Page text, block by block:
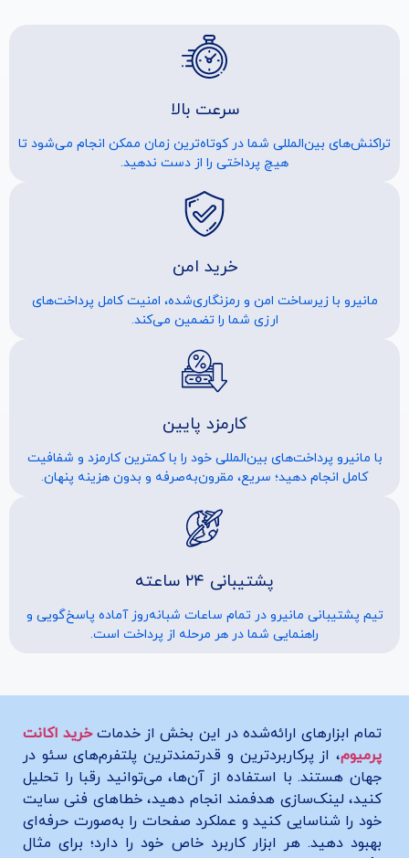
سرعت بالا
تراکنش‌های بین‌المللی شما در کوتاه‌ترین زمان ممکن انجام می‌شود تا
هیچ پرداختی را از دست ندهید.
خرید امن
مانیرو با زیرساخت امن و رمزنگاری‌شده، امنیت کامل پرداخت‌های
ارزی شما را تضمین می‌کند.
کارمزد پایین
با مانیرو پرداخت‌های بین‌المللی خود را با کمترین کارمزد و شفافیت
کامل انجام دهید؛ سریع، مقرون‌به‌صرفه و بدون هزینه پنهان.
پشتیبانی ۲۴ ساعته
تیم پشتیبانی مانیرو در تمام ساعات شبانه‌روز آماده پاسخ‌گویی و
راهنمایی شما در هر مرحله از پرداخت است.
تمام ابزارهای ارائه‌شده در این بخش از خدماتخرید اکانت
پرمیوم، از پرکاربردترین و قدرتمندترین پلتفرم‌های سئو در
جهان هستند. با استفاده از آن‌ها، می‌توانید رقبا را تحلیل
کنید، لینک‌سازی هدفمند انجام دهید، خطاهای فنی سایت
خود را شناسایی کنید و عملکرد صفحات را به‌صورت حرفه‌ای
بهبود دهید. هر ابزار کاربرد خاص خود را دارد؛ برای مثال